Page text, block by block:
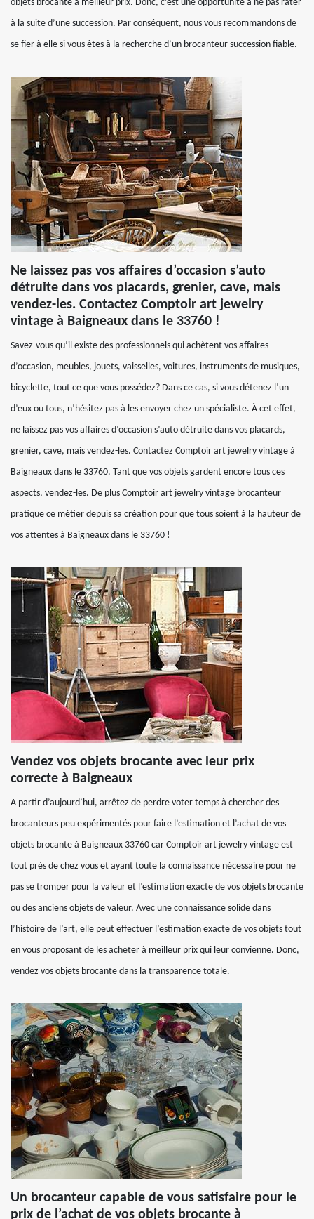
objets brocante à meilleur prix. Donc, c’est une opportunité à ne pas rater
à la suite d’une succession. Par conséquent, nous vous recommandons de
se fier à elle si vous êtes à la recherche d’un brocanteur succession fiable.
Ne laissez pas vos affaires d’occasion s’auto
détruite dans vos placards, grenier, cave, mais
vendez-les. Contactez Comptoir art jewelry
vintage à Baigneaux dans le 33760 !
Savez-vous qu’il existe des professionnels qui achètent vos affaires
d’occasion, meubles, jouets, vaisselles, voitures, instruments de musiques,
bicyclette, tout ce que vous possédez? Dans ce cas, si vous détenez l’un
d’eux ou tous, n’hésitez pas à les envoyer chez un spécialiste. À cet effet,
ne laissez pas vos affaires d’occasion s’auto détruite dans vos placards,
grenier, cave, mais vendez-les. Contactez Comptoir art jewelry vintage à
Baigneaux dans le 33760. Tant que vos objets gardent encore tous ces
aspects, vendez-les. De plus Comptoir art jewelry vintage brocanteur
pratique ce métier depuis sa création pour que tous soient à la hauteur de
vos attentes à Baigneaux dans le 33760 !
Vendez vos objets brocante avec leur prix
correcte à Baigneaux
A partir d’aujourd’hui, arrêtez de perdre voter temps à chercher des
brocanteurs peu expérimentés pour faire l’estimation et l’achat de vos
objets brocante à Baigneaux 33760 car Comptoir art jewelry vintage est
tout près de chez vous et ayant toute la connaissance nécessaire pour ne
pas se tromper pour la valeur et l’estimation exacte de vos objets brocante
ou des anciens objets de valeur. Avec une connaissance solide dans
l’histoire de l’art, elle peut effectuer l’estimation exacte de vos objets tout
en vous proposant de les acheter à meilleur prix qui leur convienne. Donc,
vendez vos objets brocante dans la transparence totale.
Un brocanteur capable de vous satisfaire pour le
prix de l’achat de vos objets brocante à